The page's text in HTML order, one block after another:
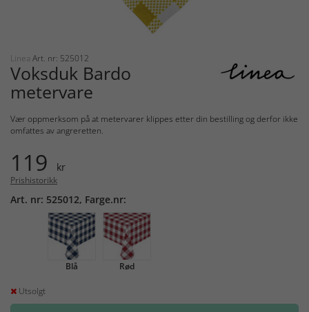
Linea Art. nr: 525012
Voksduk Bardo
metervare
Vær oppmerksom på at metervarer klippes etter din bestilling og derfor ikke
omfattes av angreretten.
119 kr
Prishistorikk
Art. nr: 525012, Farge.nr:
Blå Rød
Utsolgt